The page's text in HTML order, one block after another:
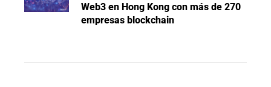
Web3 en Hong Kong con más de 270
empresas blockchain